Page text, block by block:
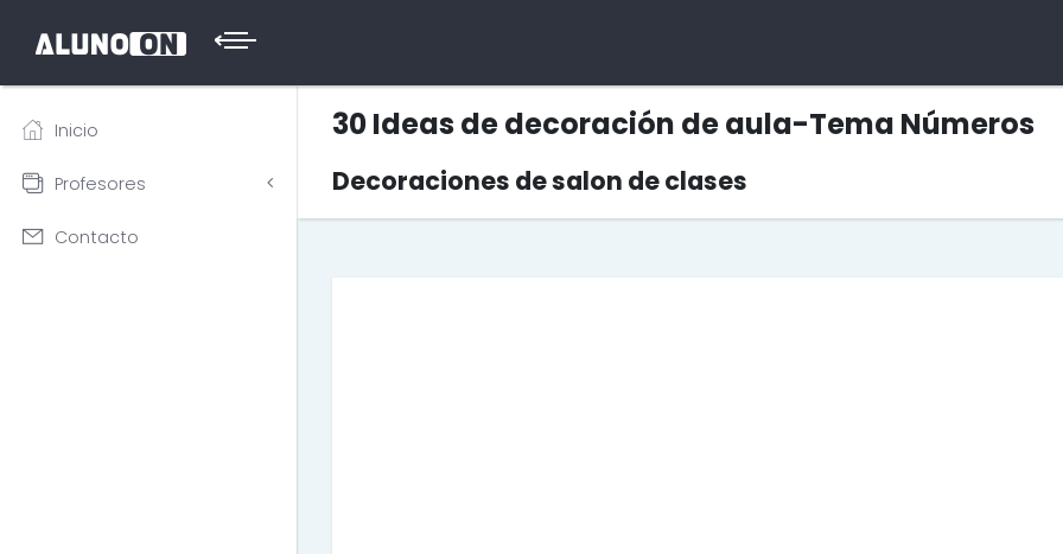
Inicio
Profesores
Contacto
30 Ideas de decoración de aula-Tema Números
Decoraciones de salon de clases